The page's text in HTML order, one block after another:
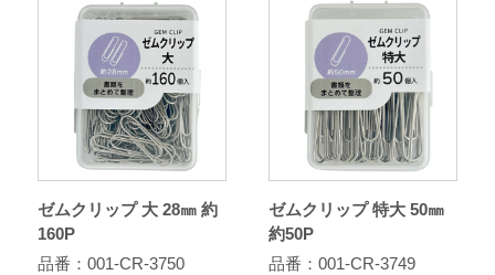
ゼムクリップ 大 28㎜ 約
160P
品番：001-CR-3750
ゼムクリップ 特大 50㎜
約50P
品番：001-CR-3749